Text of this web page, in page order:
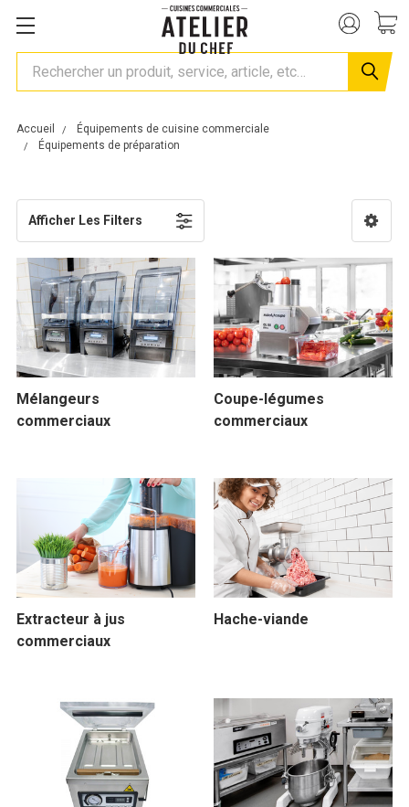
Rechercher
Accueil
Équipements de cuisine commerciale
Équipements de préparation
Afficher Les Filters
Mélangeurs
commerciaux
Coupe-légumes
commerciaux
Extracteur à jus
commerciaux
Hache-viande